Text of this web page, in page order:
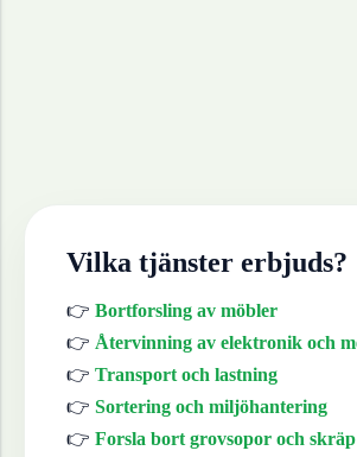
Vilka tjänster erbjuds?
👉 Bortforsling av möbler
👉 Återvinning av elektronik och
👉 Transport och lastning
👉 Sortering och miljöhantering
👉 Forsla bort grovsopor och skräp